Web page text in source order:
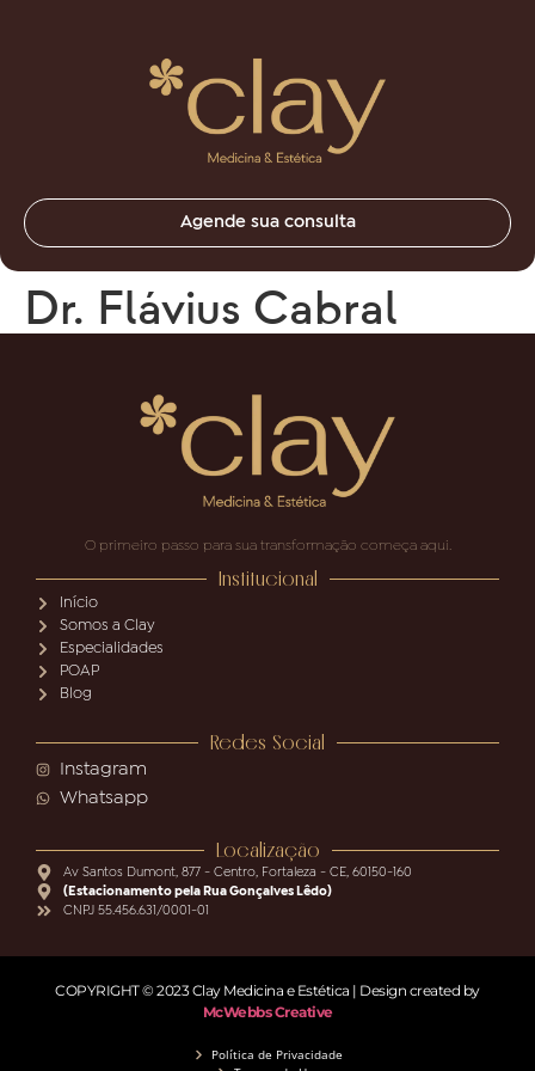
Agende sua consulta
Dr. Flávius Cabral
O primeiro passo para sua transformação começa aqui.
Institucional
Início
Somos a Clay
Especialidades
POAP
Blog
Redes Social
Instagram
Whatsapp
Localização
Av Santos Dumont, 877 - Centro, Fortaleza - CE, 60150-160
(Estacionamento pela Rua Gonçalves Lêdo)
CNPJ 55.456.631/0001-01
COPYRIGHT © 2023 Clay Medicina e Estética | Design created by
McWebbs Creative
Política de Privacidade